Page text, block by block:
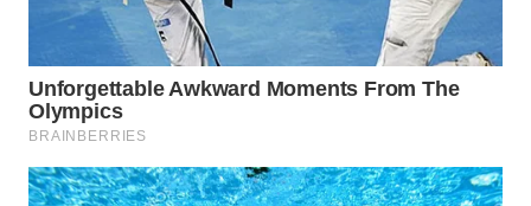
WAHANANEWS
WAHANA
SPORT